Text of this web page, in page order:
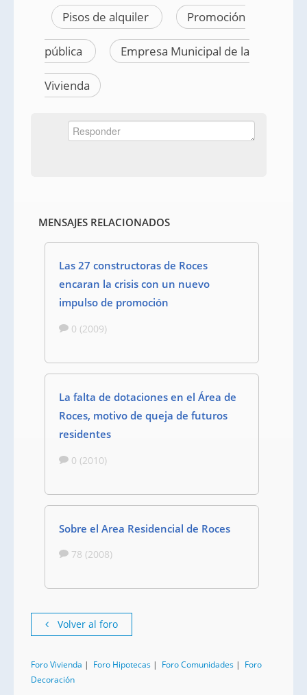
Pisos de alquiler Promoción
pública Empresa Municipal de la
Vivienda
MENSAJES RELACIONADOS
Las 27 constructoras de Roces
encaran la crisis con un nuevo
impulso de promoción
0 (2009)
La falta de dotaciones en el Área de
Roces, motivo de queja de futuros
residentes
0 (2010)
Sobre el Area Residencial de Roces
78 (2008)
Volver al foro
Foro Vivienda | Foro Hipotecas | Foro Comunidades | Foro
Decoración